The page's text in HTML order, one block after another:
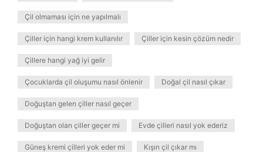
Çil olmaması için ne yapılmalı
Çiller için hangi krem kullanılır Çiller için kesin çözüm nedir
Çillere hangi yağ iyi gelir
Çocuklarda çil oluşumu nasıl önlenir Doğal çil nasıl çıkar
Doğuştan gelen çiller nasıl geçer
Doğuştan olan çiller geçer mi Evde çilleri nasıl yok ederiz
Güneş kremi çilleri yok eder mi Kışın çil çıkar mı